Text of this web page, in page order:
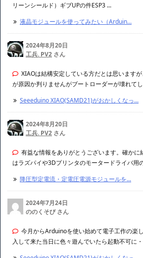
リーンシールド）ギブUPの件ESP3 ...
液晶モジュールを使ってみたい（Arduin...
2024年8月20日
工兵. PV2 さん
XIAOは結構安定している方だとは思います
が原因か判りませんがブートローダーが壊れて
Seeeduino XIAO(SAMD21)がおかしくなっ...
2024年8月20日
工兵. PV2 さん
有益な情報をありがとうございます。確かに
はラズパイや3Dプリンタのモータードライバ用
降圧型定電流・定電圧電源モジュールを...
2024年7月24日
ののくそび さん
今月からArduinoを使い始めて電子工作の楽
入して来た当日に色々遊んでいたら起動不可に